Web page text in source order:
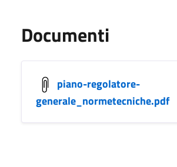
Documenti
piano-regolatore-
generale_normetecniche.pdf